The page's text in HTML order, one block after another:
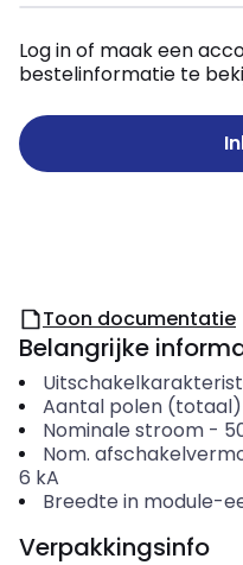
Log in of maak een
bestelinformatie te
Toon documentatie
Belangrijke
Aantal polen (totaal)
Nominale stroom-
Nom.
6 kA
Breedte in module-
Verpakkingsinfo